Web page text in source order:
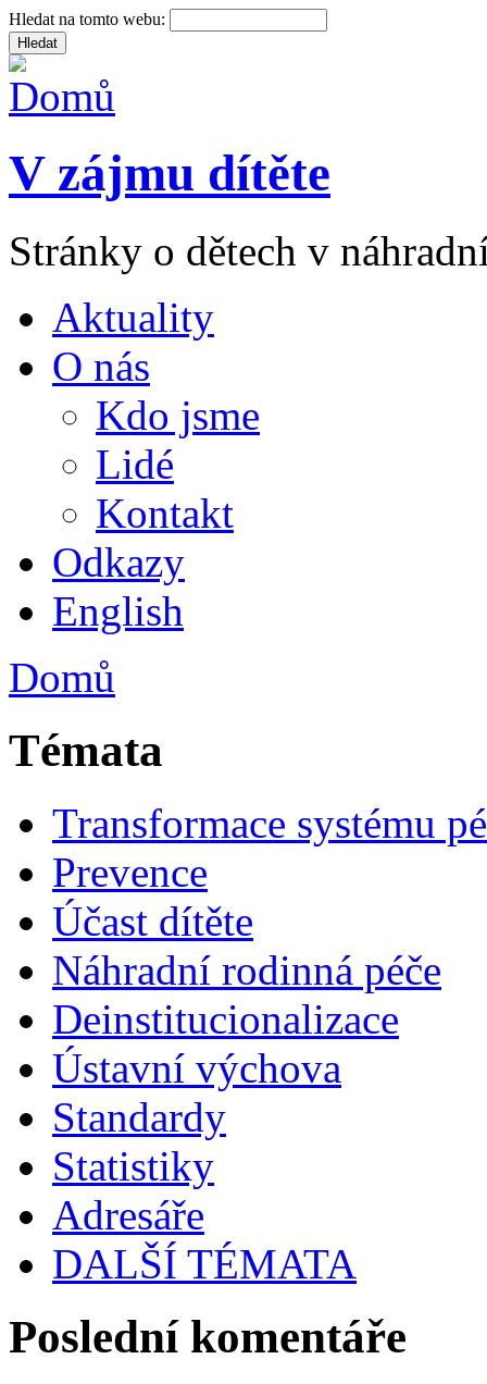
Hledat na tomto webu:
V zájmu dítěte
Stránky o dětech v
Aktuality
O nás
Kdo jsme
Lidé
Kontakt
Odkazy
English
Domů
Témata
Transformace systému
Prevence
Účast dítěte
Náhradní rodinná péče
Deinstitucionalizace
Ústavní výchova
Standardy
Statistiky
Adresáře
DALŠÍ TÉMATA
Poslední komentáře